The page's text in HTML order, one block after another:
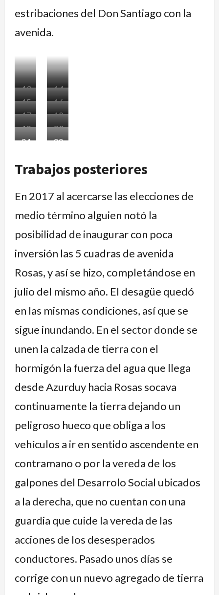
estribaciones del Don Santiago con la
avenida.
13.
Azurduy
pasando
Ciervo
termina
pavimento
en
calzada
14.
Comienza
reducción
de
hormigonada
pasando
Fuerte
Esperanza
15.
Montículo
de
al
del
16.
Inicio
del
con
encofrado
incompleto
Ojeda
17.
Último
encofrado
incompleto,
está
terminado
18.
Viejo
del
arroyo
bajo
19.
Se
caminar
encofrado
terminado
20.
Encofrado
visto
terminado
21.
del
Ojeda
pasando
RN11
22.
del
del
autódromo
desde
con
encofrado
terminado
Trabajos posteriores
En 2017 al acercarse las elecciones de
medio término alguien notó la
posibilidad de inaugurar con poca
inversión las 5 cuadras de avenida
Rosas, y así se hizo, completándose en
julio del mismo año. El desagüe quedó
en las mismas condiciones, así que se
sigue inundando. En el sector donde se
unen la calzada de tierra con el
hormigón la fuerza del agua que llega
desde Azurduy hacia Rosas socava
continuamente la tierra dejando un
peligroso hueco que obliga a los
vehículos a ir en sentido ascendente en
contramano o por la vereda de los
galpones del Desarrolo Social ubicados
a la derecha, que no cuentan con una
guardia que cuide la vereda de las
acciones de los desesperados
conductores. Pasado unos días se
corrige con un nuevo agregado de tierra